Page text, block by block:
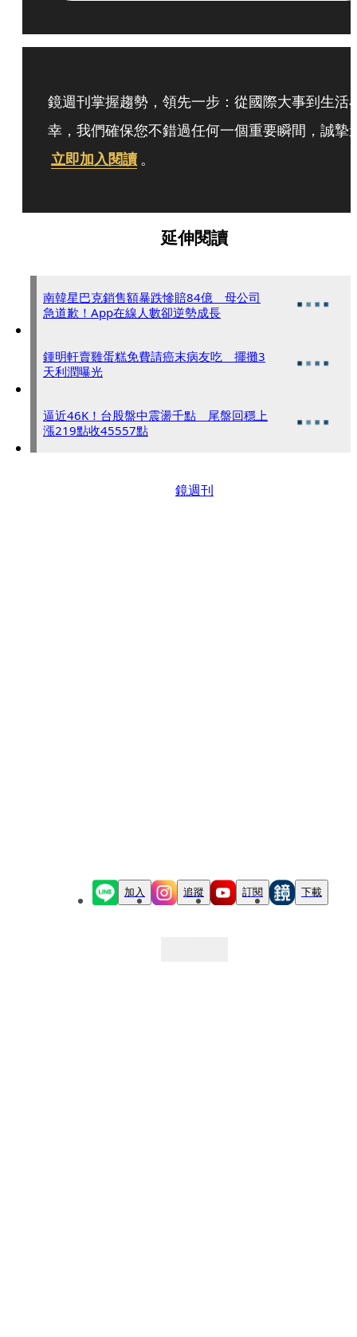
鏡週刊掌握趨勢，領先一步：從國際大事到生活
幸，我們確保您不錯過任何一個重要瞬間，誠摯
立即加入閱讀 。
延伸閱讀
南韓星巴克銷售額暴跌慘賠84億 母公司
急道歉！App在線人數卻逆勢成長
鍾明軒賣雞蛋糕免費請癌末病友吃 擺攤3
天利潤曝光
逼近46K！台股盤中震盪千點 尾盤回穩上
漲219點收45557點
鏡週刊
加入 追蹤 訂閱 下載